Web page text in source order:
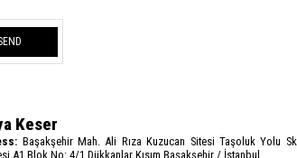
Keser
Başakşehir Mah. Ali Rıza Kuzucan Sitesi Taşoluk Yolu
A1 Blok No: 4/1 Dükkanlar Kısım Başakşehir / İstanbul